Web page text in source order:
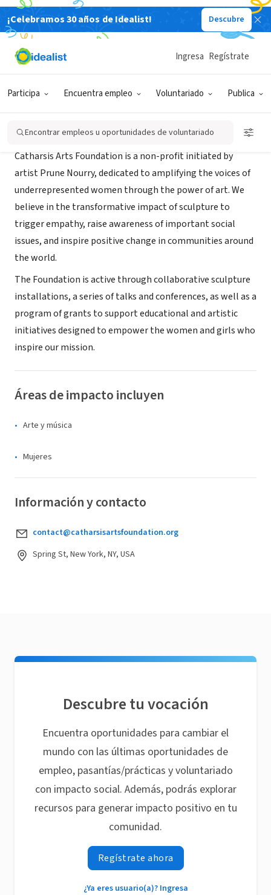
¡Celebramos 30 años de Idealist! Descubre
Participa Encuentra empleo Voluntariado Publica
Ingresa Regístrate
Encontrar empleos u oportunidades de voluntariado
ORGANIZACIÓN SIN FIN DE LUCRO
Catharsis Arts Foundation
Catharsis Arts Foundation is a non-profit initiated by
artist Prune Nourry, dedicated to amplifying the voices of
underrepresented women through the power of art. We
believe in the transformative impact of sculpture to
trigger empathy, raise awareness of important social
issues, and inspire positive change in communities around
the world.
The Foundation is active through collaborative sculpture
installations, a series of talks and conferences, as well as a
program of grants to support educational and artistic
initiatives designed to empower the women and girls who
inspire our mission.
Áreas de impacto incluyen
Arte y música
Mujeres
Información y contacto
contact@catharsisartsfoundation.org
Spring St, New York, NY, USA
Descubre tu vocación
Encuentra oportunidades para cambiar el
mundo con las últimas oportunidades de
empleo, pasantías/prácticas y voluntariado
con impacto social. Además, podrás explorar
recursos para generar impacto positivo en tu
comunidad.
Regístrate ahora
¿Ya eres usuario(a)? Ingresa